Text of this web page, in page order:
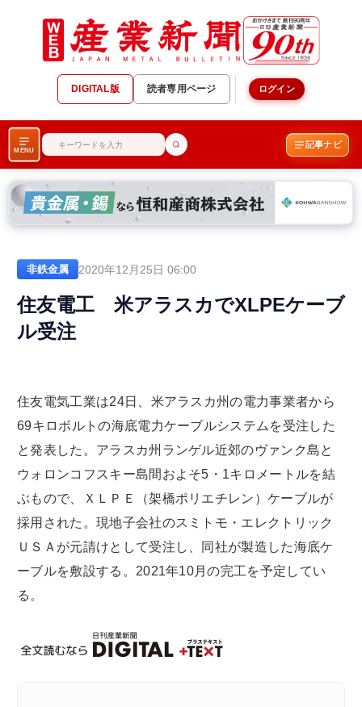
DIGITAL版 読者専用ページ ログイン
MENU
記事ナビ
非鉄金属 2020年12月25日 06:00
住友電工 米アラスカでXLPEケーブ
ル受注
住友電気工業は24日、米アラスカ州の電力事業者から
69キロボルトの海底電力ケーブルシステムを受注した
と発表した。アラスカ州ランゲル近郊のヴァンク島と
ウォロンコフスキー島間およそ5・1キロメートルを結
ぶもので、ＸＬＰＥ（架橋ポリエチレン）ケーブルが
採用された。現地子会社のスミトモ・エレクトリック
ＵＳＡが元請けとして受注し、同社が製造した海底ケ
ーブルを敷設する。2021年10月の完工を予定してい
る。